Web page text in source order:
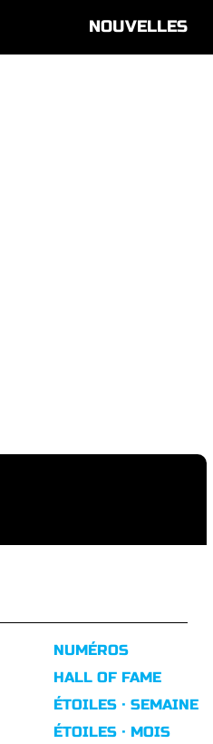
NOUVELLES
NUMÉROS
HALL OF FAME
ÉTOILES · SEMAINE
ÉTOILES · MOIS